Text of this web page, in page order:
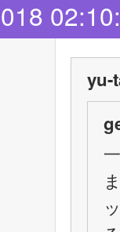
yu-